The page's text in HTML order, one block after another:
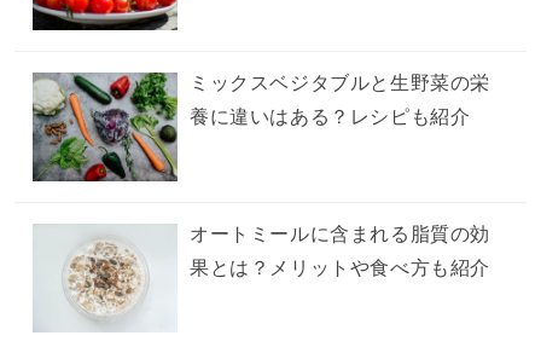
ミックスベジタブルと生野菜の栄
養に違いはある？レシピも紹介
オートミールに含まれる脂質の効
果とは？メリットや食べ方も紹介